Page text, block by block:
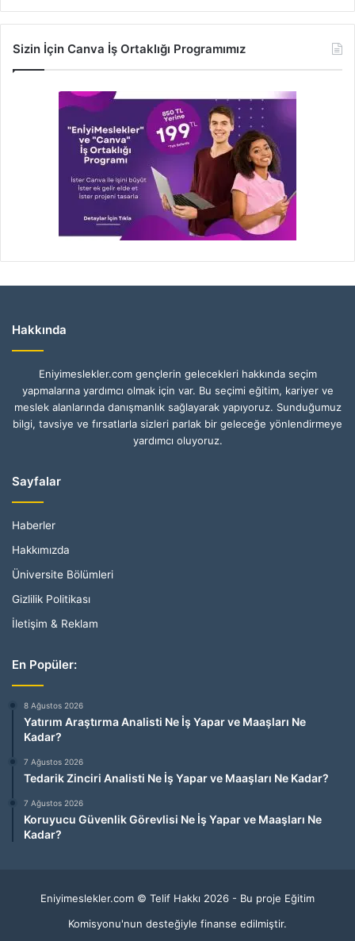
Sizin İçin Canva İş Ortaklığı Programımız
Hakkında
Eniyimeslekler.com gençlerin gelecekleri hakkında seçim
yapmalarına yardımcı olmak için var. Bu seçimi eğitim, kariyer ve
meslek alanlarında danışmanlık sağlayarak yapıyoruz. Sunduğumuz
bilgi, tavsiye ve fırsatlarla sizleri parlak bir geleceğe yönlendirmeye
yardımcı oluyoruz.
Sayfalar
Haberler
Hakkımızda
Üniversite Bölümleri
Gizlilik Politikası
İletişim & Reklam
En Popüler:
8 Ağustos 2026
Yatırım Araştırma Analisti Ne İş Yapar ve Maaşları Ne
Kadar?
7 Ağustos 2026
Tedarik Zinciri Analisti Ne İş Yapar ve Maaşları Ne Kadar?
7 Ağustos 2026
Koruyucu Güvenlik Görevlisi Ne İş Yapar ve Maaşları Ne
Kadar?
Eniyimeslekler.com © Telif Hakkı 2026 - Bu proje Eğitim
Komisyonu'nun desteğiyle finanse edilmiştir.